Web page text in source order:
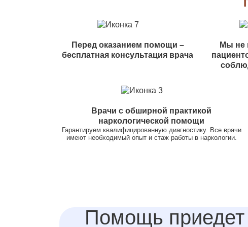
Перед оказанием помощи –
бесплатная консультация врача
Мы не
Врачи с обширной практикой
наркологической помощи
Гарантируем квалифицированную диагностику. Все врачи
имеют необходимый опыт и стаж работы в наркологии.
Помощь приедет